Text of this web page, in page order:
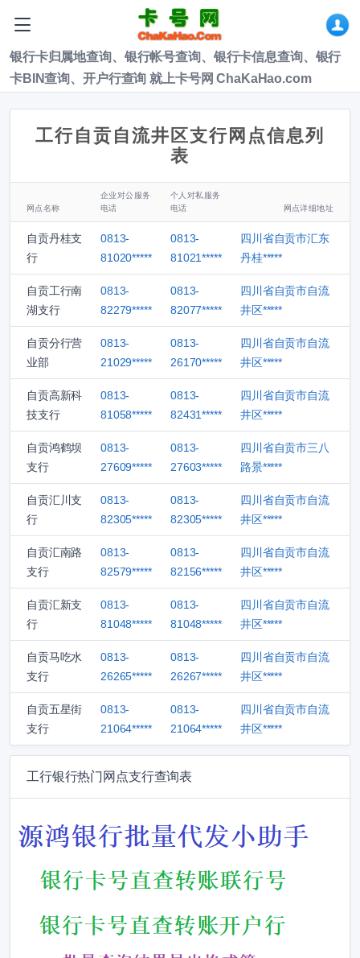
银行卡归属地查询、银行帐号查询、银行卡信息查询、银行
卡BIN查询、开户行查询 就上卡号网 ChaKaHao.com
工行自贡自流井区支行网点信息列
表
网点名称
企业对公服务
电话
个人对私服务
电话
网点详细地址
自贡丹桂支
行
0813-
81020*****
0813-
81021*****
四川省自贡市汇东
丹桂*****
自贡工行南
湖支行
0813-
82279*****
0813-
82077*****
四川省自贡市自流
井区*****
自贡分行营
业部
0813-
21029*****
0813-
26170*****
四川省自贡市自流
井区*****
自贡高新科
技支行
0813-
81058*****
0813-
82431*****
四川省自贡市自流
井区*****
自贡鸿鹤坝
支行
0813-
27609*****
0813-
27603*****
四川省自贡市三八
路景*****
自贡汇川支
行
0813-
82305*****
0813-
82305*****
四川省自贡市自流
井区*****
自贡汇南路
支行
0813-
82579*****
0813-
82156*****
四川省自贡市自流
井区*****
自贡汇新支
行
0813-
81048*****
0813-
81048*****
四川省自贡市自流
井区*****
自贡马吃水
支行
0813-
26265*****
0813-
26267*****
四川省自贡市自流
井区*****
自贡五星街
支行
0813-
21064*****
0813-
21064*****
四川省自贡市自流
井区*****
工行银行热门网点支行查询表